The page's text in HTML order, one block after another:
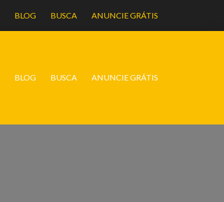
BLOG BUSCA ANUNCIE GRÁTIS
BLOG BUSCA ANUNCIE GRÁTIS